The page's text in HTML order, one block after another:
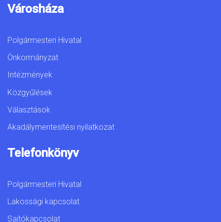
Városháza
Polgármesteri Hivatal
Önkormányzat
Intézmények
Közgyűlések
Választások
Akadálymentesítési nyilatkozat
Telefonkönyv
Polgármesteri Hivatal
Lakossági kapcsolat
Sajtókapcsolat